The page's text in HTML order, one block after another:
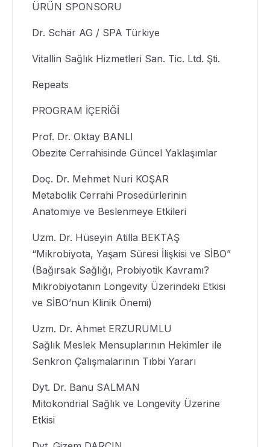
ÜRÜN SPONSORU
Dr. Schär AG / SPA Türkiye
Vitallin Sağlık Hizmetleri San. Tic. Ltd. Şti.
Repeats
PROGRAM İÇERİĞİ
Prof. Dr. Oktay BANLI
Obezite Cerrahisinde Güncel Yaklaşımlar
Doç. Dr. Mehmet Nuri KOŞAR
Metabolik Cerrahi Prosedürlerinin
Anatomiye ve Beslenmeye Etkileri
Uzm. Dr. Hüseyin Atilla BEKTAŞ
“Mikrobiyota, Yaşam Süresi İlişkisi ve SİBO”
(Bağırsak Sağlığı, Probiyotik Kavramı?
Mikrobiyotanın Longevity Üzerindeki Etkisi
ve SİBO’nun Klinik Önemi)
Uzm. Dr. Ahmet ERZURUMLU
Sağlık Meslek Mensuplarının Hekimler ile
Senkron Çalışmalarının Tıbbi Yararı
Dyt. Dr. Banu SALMAN
Mitokondrial Sağlık ve Longevity Üzerine
Etkisi